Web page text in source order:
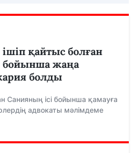
қайтыс болған
бойынша жаңа
болды
Санияның ісі бойынша қамауға
адвокаты мәлімдеме